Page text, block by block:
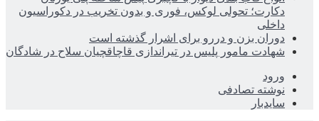
دکارت؛ تحولی لوکس، فوری و بدون تخریب در دکوراسیون
داخلی
دوران بزن و دررو برای اشرار گذشته است
شهادت مامور پلیس در تیراندازی قاچاقچیان سلاح در شادگان
ورود
نوشته تصادفی
سایدبار